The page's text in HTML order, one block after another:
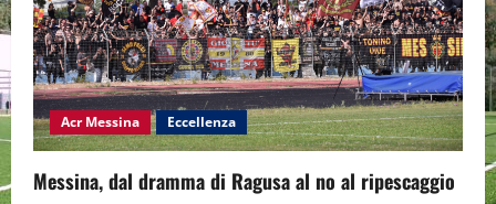
Acr Messina Eccellenza
Messina, dal dramma di Ragusa al no al ripescaggio